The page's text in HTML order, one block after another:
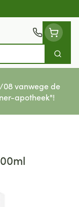
Zoek
08 vanwege de
apotheek"!